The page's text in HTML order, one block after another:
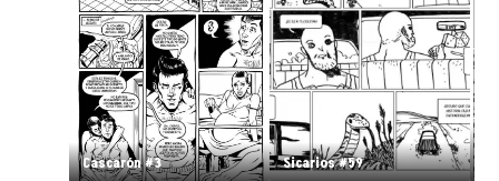
Cascarón #3 Sicarios #59